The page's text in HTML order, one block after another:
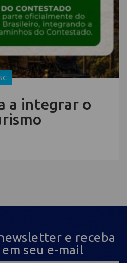
a integrar o
e receba
seu e-mail